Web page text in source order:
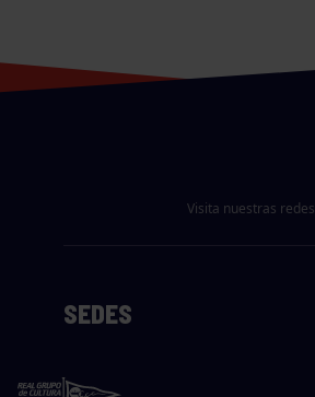
Visita nuestras redes
SEDES